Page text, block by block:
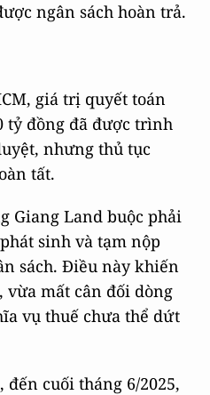
ngân sách hoàn trả.
giá trị quyết toán
tỷ đồng đã được trình
nhưng thủ tục
tất.
Giang Land buộc phải
sinh và tạm nộp
sách. Điều này khiến
mất cân đối dòng
vụ thuế chưa thể dứt
đến cuối tháng 6/2025,